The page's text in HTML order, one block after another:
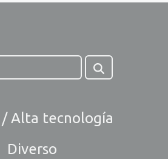
/ Alta tecnología
Diverso